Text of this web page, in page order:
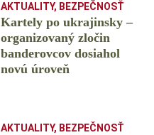
AKTUALITY, BEZPEČNOSŤ
Kartely po ukrajinsky –
organizovaný zločin
banderovcov dosiahol
novú úroveň
AKTUALITY, BEZPEČNOSŤ